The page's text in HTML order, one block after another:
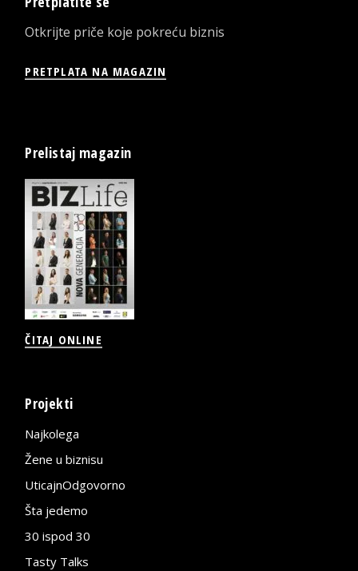
Otkrijte priče koje pokreću biznis
PRETPLATA NA MAGAZIN
Prelistaj magazin
ČITAJ ONLINE
Projekti
Najkolega
Žene u biznisu
UticajnOdgovorno
Šta jedemo
30 ispod 30
Tasty Talks